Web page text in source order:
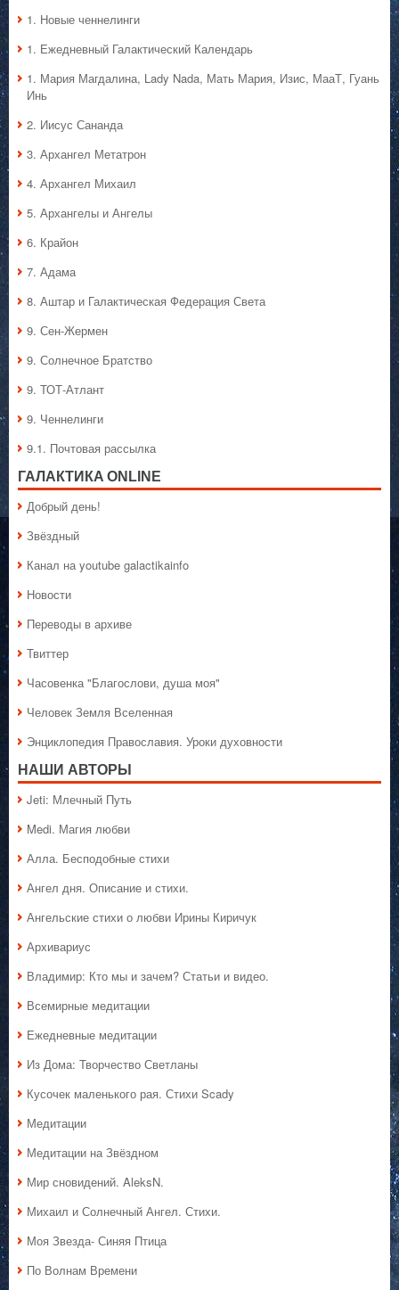
1. Hовые ченнелинги
1. Ежедневный Галактический Календарь
1. Мария Магдалина, Lady Nada, Мать Мария, Изис, МааТ, Гуань
Инь
2. Иисус Сананда
3. Архангел Метатрон
4. Архангел Михаил
5. Архангелы и Ангелы
6. Крайон
7. Адама
8. Аштар и Галактическая Федерация Света
9. Сен-Жермен
9. Солнечное Братство
9. ТОТ-Атлант
9. Ченнелинги
9.1. Почтовая рассылка
ГАЛАКТИКA ONLINE
Добрый день!
Звёздный
Канал на youtube galactikainfo
Новости
Переводы в архиве
Твиттер
Часовенка "Благослови, душа моя"
Человек Земля Вселенная
Энциклопедия Православия. Уроки духовности
НАШИ АВТОРЫ
Jeti: Млечный Путь
Medi. Магия любви
Алла. Бесподобные стихи
Ангел дня. Описание и стихи.
Ангельские стихи о любви Ирины Киричук
Архивариус
Владимир: Кто мы и зачем? Статьи и видео.
Всемирные медитации
Ежедневные медитации
Из Дома: Творчество Светланы
Кусочек маленького рая. Стихи Scady
Медитации
Медитации на Звёздном
Мир сновидений. AleksN.
Михаил и Солнечный Ангел. Стихи.
Моя Звезда- Синяя Птица
По Волнам Времени